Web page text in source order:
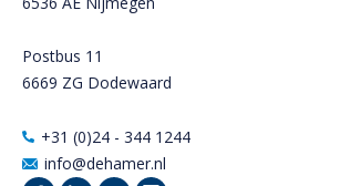
Postbus 11
6669 ZG Dodewaard
+31 (0)24 - 344 1244
info@dehamer.nl